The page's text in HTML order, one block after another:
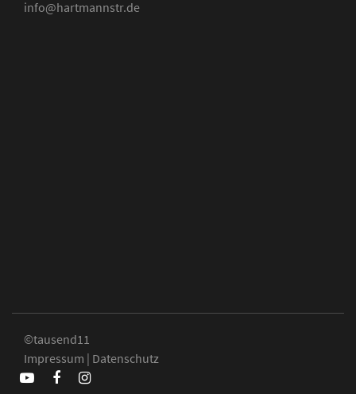
info@hartmannstr.de
©tausend11
Impressum | Datenschutz